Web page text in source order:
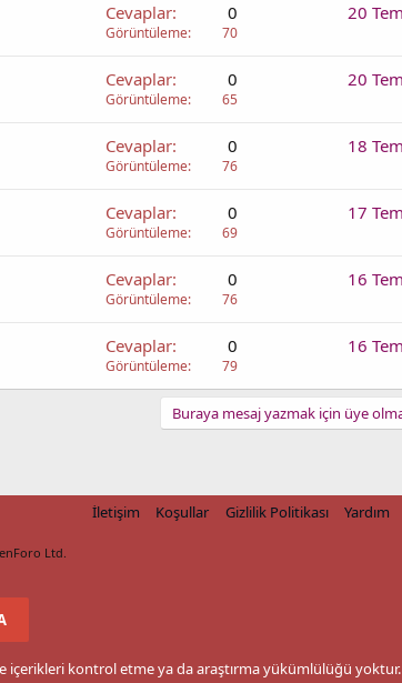
Cevaplar 0
Görüntüleme 70
20
Cevaplar 0
Görüntüleme 65
20
Cevaplar 0
Görüntüleme 76
18
Cevaplar 0
Görüntüleme 69
17
Cevaplar 0
Görüntüleme 76
16
Cevaplar 0
Görüntüleme 79
16
Buraya mesaj yazmak için üye
İletişim Koşullar Gizlilik Politikası Yardım
Ltd.
içerikleri kontrol etme ya da araştırma yükümlülüğü